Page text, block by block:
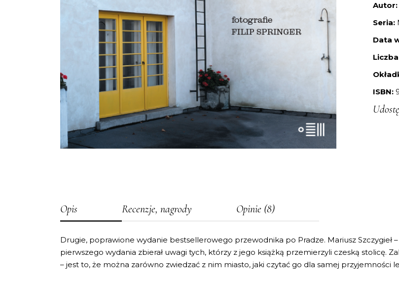
Autor:
Seria:
Data
ISBN:
Opis Recenzje, nagrody Opinie (8)
Drugie, poprawione wydanie bestsellerowego przewodnika po Pradze. Mariusz Szczygieł
pierwszego wydania zbierał uwagi tych, którzy z jego książką przemierzyli czeską stolicę.
– jest to, że można zarówno zwiedzać z nim miasto, jaki czytać go dla samej przyjemności